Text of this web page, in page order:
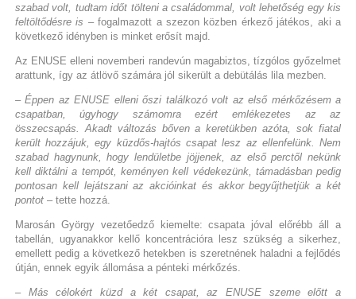
szabad volt, tudtam időt tölteni a családommal, volt lehetőség egy kis
feltöltődésre is – fogalmazott a szezon közben érkező játékos, aki a
következő idényben is minket erősít majd.
Az ENUSE elleni novemberi randevún magabiztos, tízgólos győzelmet
arattunk, így az átlövő számára jól sikerült a debütálás lila mezben.
– Éppen az ENUSE elleni őszi találkozó volt az első mérkőzésem a
csapatban, úgyhogy számomra ezért emlékezetes az az
összecsapás. Akadt változás bőven a keretükben azóta, sok fiatal
került hozzájuk, egy küzdős-hajtós csapat lesz az ellenfelünk. Nem
szabad hagynunk, hogy lendületbe jöjjenek, az első perctől nekünk
kell diktálni a tempót, keményen kell védekezünk, támadásban pedig
pontosan kell lejátszani az akcióinkat és akkor begyűjthetjük a két
pontot– tette hozzá.
Marosán György vezetőedző kiemelte: csapata jóval előrébb áll a
tabellán, ugyanakkor kellő koncentrációra lesz szükség a sikerhez,
emellett pedig a következő hetekben is szeretnének haladni a fejlődés
útján, ennek egyik állomása a pénteki mérkőzés.
– Más célokért küzd a két csapat, az ENUSE szeme előtt a